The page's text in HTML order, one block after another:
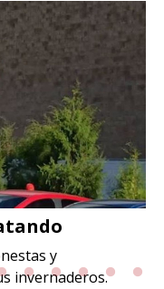
y
invernaderos.